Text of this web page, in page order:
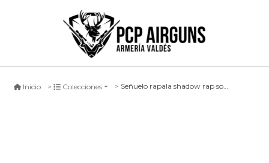
Inicio Colecciones Señuelo rapala shadow rap solid shad #sml, 4cm